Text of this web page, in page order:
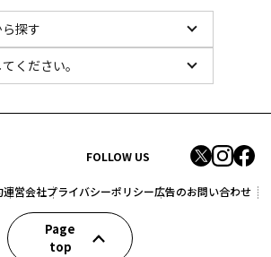
FOLLOW US
運営会社プライバシーポリシー広告のお問い合わせ
Page
top